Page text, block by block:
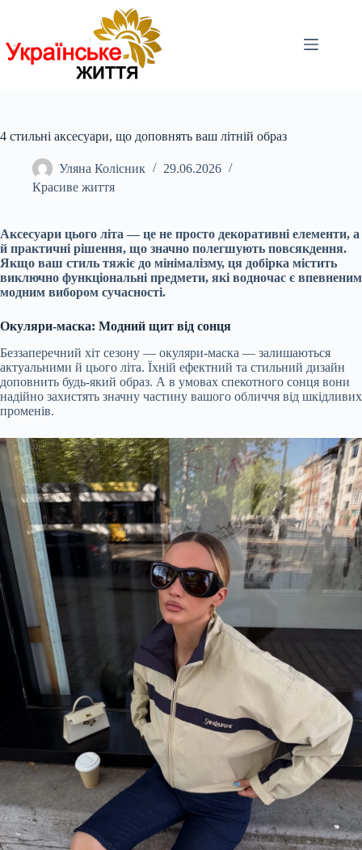
4 стильні аксесуари, що доповнять ваш літній образ
Уляна Колісник
29.06.2026
Красиве життя
Аксесуари цього літа — це не просто декоративні елементи, а
й практичні рішення, що значно полегшують повсякдення.
Якщо ваш стиль тяжіє до мінімалізму, ця добірка містить
виключно функціональні предмети, які водночас є впевненим
модним вибором сучасності.
Окуляри-маска: Модний щит від сонця
Беззаперечний хіт сезону — окуляри-маска — залишаються
актуальними й цього літа. Їхній ефектний та стильний дизайн
доповнить будь-який образ. А в умовах спекотного сонця вони
надійно захистять значну частину вашого обличчя від шкідливих
променів.